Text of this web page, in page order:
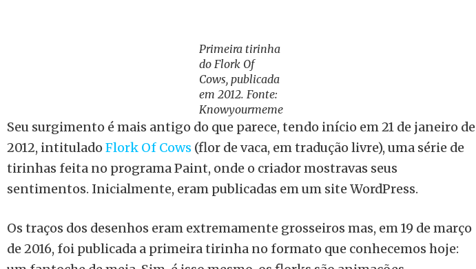
Primeira tirinha
do Flork Of
Cows, publicada
em 2012. Fonte:
Knowyourmeme
Seu surgimento é mais antigo do que parece, tendo início em 21 de janeiro de
2012, intituladoFlork Of Cows (flor de vaca, em tradução livre), uma série de
tirinhas feita no programa Paint, onde o criador mostravas seus
sentimentos. Inicialmente, eram publicadas em um site WordPress.
Os traços dos desenhos eram extremamente grosseiros mas, em 19 de março
de 2016, foi publicada a primeira tirinha no formato que conhecemos hoje: